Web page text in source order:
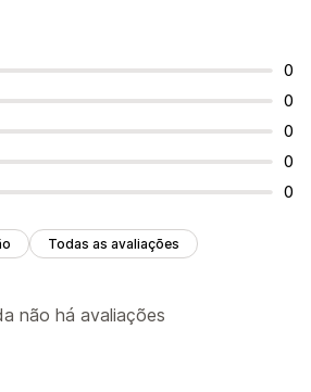
0
0
0
0
0
Todas as avaliações
não há avaliações